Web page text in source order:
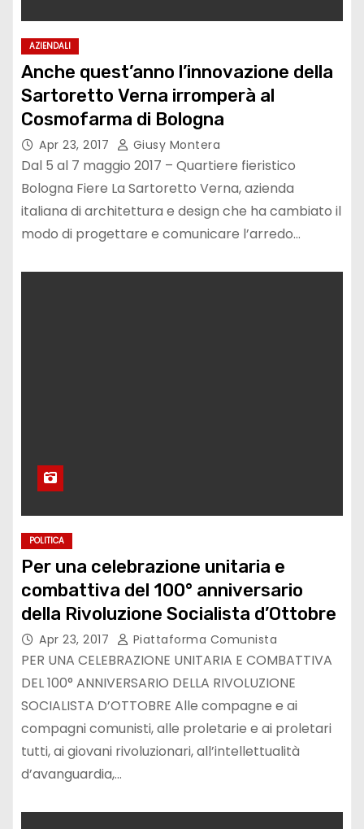
AZIENDALI
Anche quest’anno l’innovazione della
Sartoretto Verna irromperà al
Cosmofarma di Bologna
Apr 23, 2017 Giusy Montera
Dal 5 al 7 maggio 2017 – Quartiere fieristico
Bologna Fiere La Sartoretto Verna, azienda
italiana di architettura e design che ha cambiato il
modo di progettare e comunicare l’arredo…
POLITICA
Per una celebrazione unitaria e
combattiva del 100° anniversario
della Rivoluzione Socialista d’Ottobre
Apr 23, 2017 Piattaforma Comunista
PER UNA CELEBRAZIONE UNITARIA E COMBATTIVA
DEL 100° ANNIVERSARIO DELLA RIVOLUZIONE
SOCIALISTA D’OTTOBRE Alle compagne e ai
compagni comunisti, alle proletarie e ai proletari
tutti, ai giovani rivoluzionari, all’intellettualità
d’avanguardia,…